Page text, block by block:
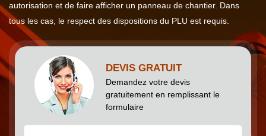
autorisation et de faire afficher un panneau de chantier. Dans
tous les cas, le respect des dispositions du PLU est requis.
DEVIS GRATUIT
Demandez votre devis
gratuitement en remplissant le
formulaire